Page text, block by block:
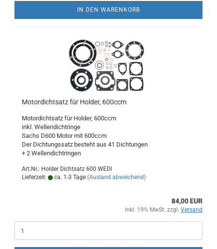
IN DEN WARENKORB
Motordichtsatz für Holder, 600ccm
Motordichtsatz für Holder, 600ccm
inkl. Wellendichtringe
Sachs D600 Motor mit 600ccm
Der Dichtungssatz besteht aus 41 Dichtungen
+ 2 Wellendichtringen
Art.Nr.: Holder Dichtsatz 600 WEDI
Lieferzeit:
ca. 1-3 Tage (Ausland abweichend)
84,00 EUR
inkl. 19% MwSt. zzgl. Versand